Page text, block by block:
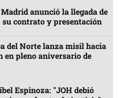
Madrid anunció la llegada de
su contrato y presentación
del Norte lanza misil hacia
en pleno aniversario de
Espinoza: "JOH debió